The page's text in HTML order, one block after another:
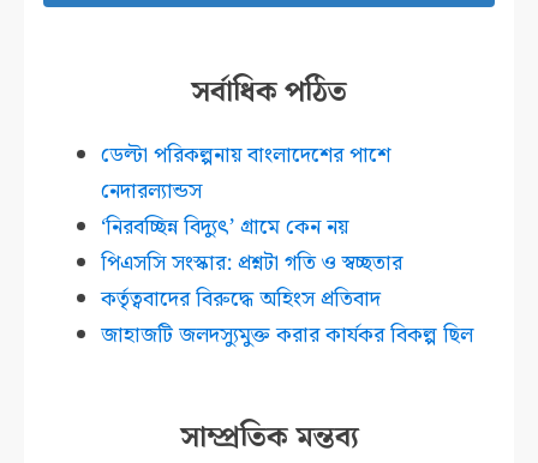
সর্বাধিক পঠিত
ডেল্টা পরিকল্পনায় বাংলাদেশের পাশে
নেদারল্যান্ডস
‘নিরবচ্ছিন্ন বিদ্যুৎ’ গ্রামে কেন নয়
পিএসসি সংস্কার: প্রশ্নটা গতি ও স্বচ্ছতার
কর্তৃত্ববাদের বিরুদ্ধে অহিংস প্রতিবাদ
জাহাজটি জলদস্যুমুক্ত করার কার্যকর বিকল্প ছিল
সাম্প্রতিক মন্তব্য